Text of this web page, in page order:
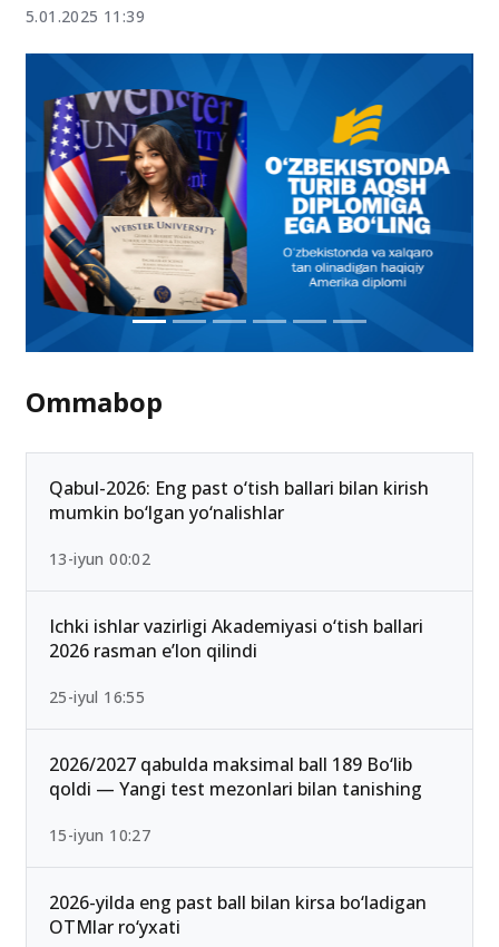
5.01.2025 11:39
Ommabop
Qabul-2026: Eng past o‘tish ballari bilan kirish
mumkin bo‘lgan yo‘nalishlar
13-iyun 00:02
Ichki ishlar vazirligi Akademiyasi o‘tish ballari
2026 rasman e’lon qilindi
25-iyul 16:55
2026/2027 qabulda maksimal ball 189 Bo‘lib
qoldi — Yangi test mezonlari bilan tanishing
15-iyun 10:27
2026-yilda eng past ball bilan kirsa bo‘ladigan
OTMlar ro‘yxati